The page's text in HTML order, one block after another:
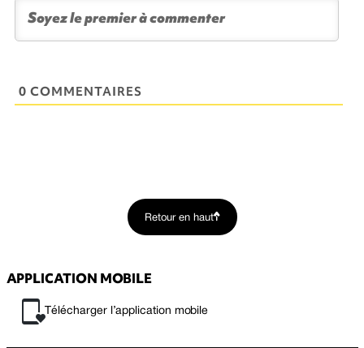
0 COMMENTAIRES
Retour en haut
APPLICATION MOBILE
Télécharger l’application mobile